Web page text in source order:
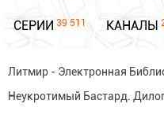
СЕРИИ 39 511 КАНАЛЫ
Литмир - Электронная
Неукротимый Бастард.